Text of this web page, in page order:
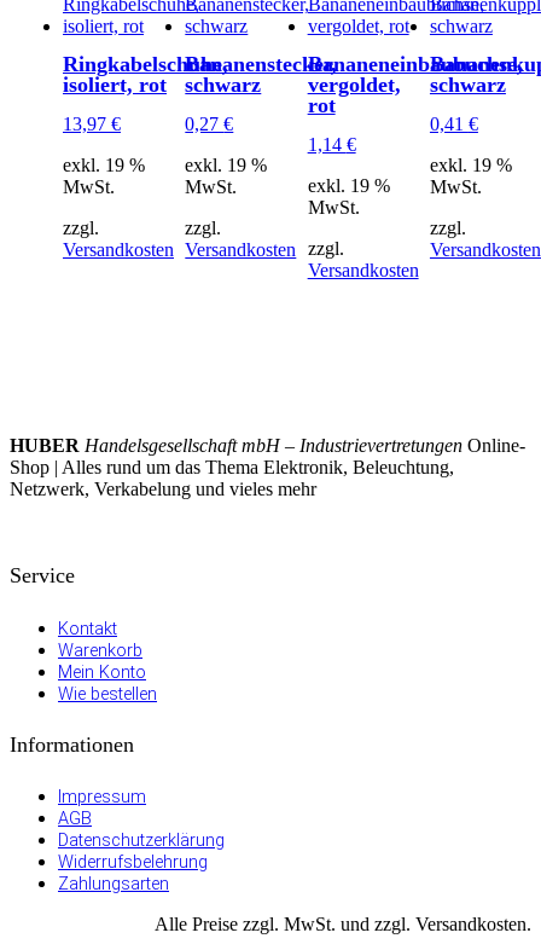
Ringkabelschuhe,
isoliert, rot
13,97 €
exkl. 19 %
MwSt.
zzgl.
Versandkosten
Bananenstecker,
schwarz
0,27€
exkl. 19 %
MwSt.
zzgl.
Versandkosten
Bananeneinbaubuchse,
vergoldet,
rot
1,14 €
exkl. 19 %
MwSt.
zzgl.
Versandkosten
schwarz
0,41 €
exkl. 19 %
MwSt.
zzgl.
Versandkosten
HUBER Handelsgesellschaft mbH – Industrievertretungen Online-
Shop | Alles rund um das Thema Elektronik, Beleuchtung,
Netzwerk, Verkabelung und vieles mehr
Service
Kontakt
Warenkorb
Mein Konto
Wie bestellen
Informationen
Impressum
AGB
Datenschutzerklärung
Widerrufsbelehrung
Zahlungsarten
Alle Preise zzgl. MwSt. und zzgl. Versandkosten.